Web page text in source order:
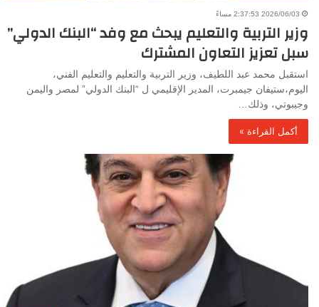
2026/06/03 2:37:53 مساءً
وزير التربية والتعليم يبحث مع وفد “البنك الدولي”
سبل تعزيز التعاون المشترك
استقبل محمد عبد اللطيف، وزير التربية والتعليم والتعليم الفني،
اليوم،ستيفان جيمبرت، المدير الإقليمي ل “البنك الدولي” لمصر واليمن
وجيبوتي، وذلك…
أكمل القراءة »